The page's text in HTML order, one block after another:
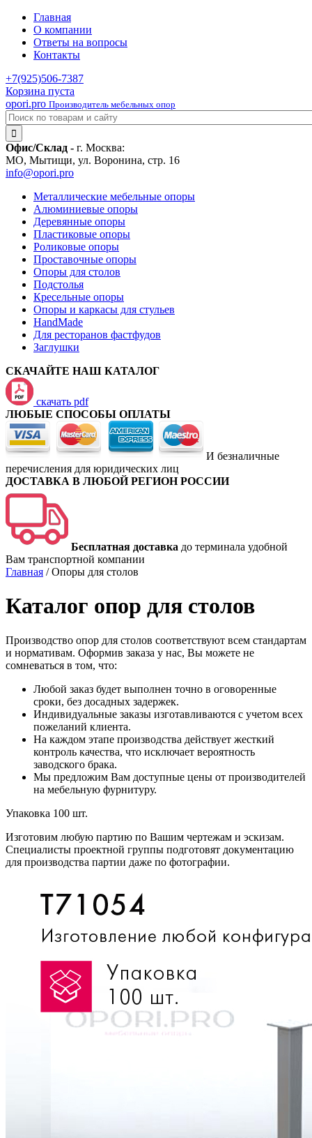
Главная
О компании
Ответы на вопросы
Контакты
+7(925)506-7387
Корзина пуста
opori.pro Производитель мебельных опор
Офис/Склад - г. Москва:
МО, Мытищи, ул. Воронина, стр. 16
info@opori.pro
Металлические мебельные опоры
Алюминиевые опоры
Деревянные опоры
Пластиковые опоры
Роликовые опоры
Проставочные опоры
Опоры для столов
Подстолья
Кресельные опоры
Опоры и каркасы для стульев
HandMade
Для ресторанов фастфудов
Заглушки
СКАЧАЙТЕ НАШ КАТАЛОГ
скачать pdf
ЛЮБЫЕ СПОСОБЫ ОПЛАТЫ
И безналичные
перечисления для юридических лиц
ДОСТАВКА В ЛЮБОЙ РЕГИОН РОССИИ
Бесплатная доставка до терминала удобной
Вам транспортной компании
Главная /Опоры для столов
Каталог опор для столов
Производство опор для столов соответствуют всем стандартам
и нормативам. Оформив заказа у нас, Вы можете не
сомневаться в том, что:
Любой заказ будет выполнен точно в оговоренные
сроки, без досадных задержек.
Индивидуальные заказы изготавливаются с учетом всех
пожеланий клиента.
На каждом этапе производства действует жесткий
контроль качества, что исключает вероятность
заводского брака.
Мы предложим Вам доступные цены от производителей
на мебельную фурнитуру.
Упаковка 100 шт.
Изготовим любую партию по Вашим чертежам и эскизам.
Специалисты проектной группы подготовят документацию
для производства партии даже по фотографии.